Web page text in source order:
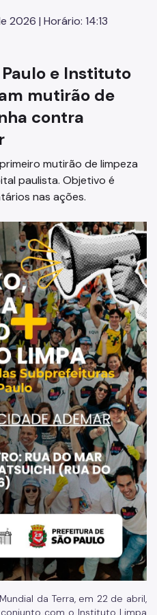
| Horário: 14:13
e Instituto
mutirão de
contra
mutirão de limpeza
paulista. Objetivo é
nas ações.
da Terra, em 22 de abril,
com o Instituto Limpa